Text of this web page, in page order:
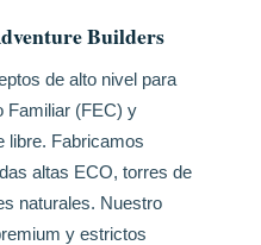
Builders
de alto nivel para
Familiar (FEC) y
libre. Fabricamos
altas ECO, torres de
naturales. Nuestro
y estrictos